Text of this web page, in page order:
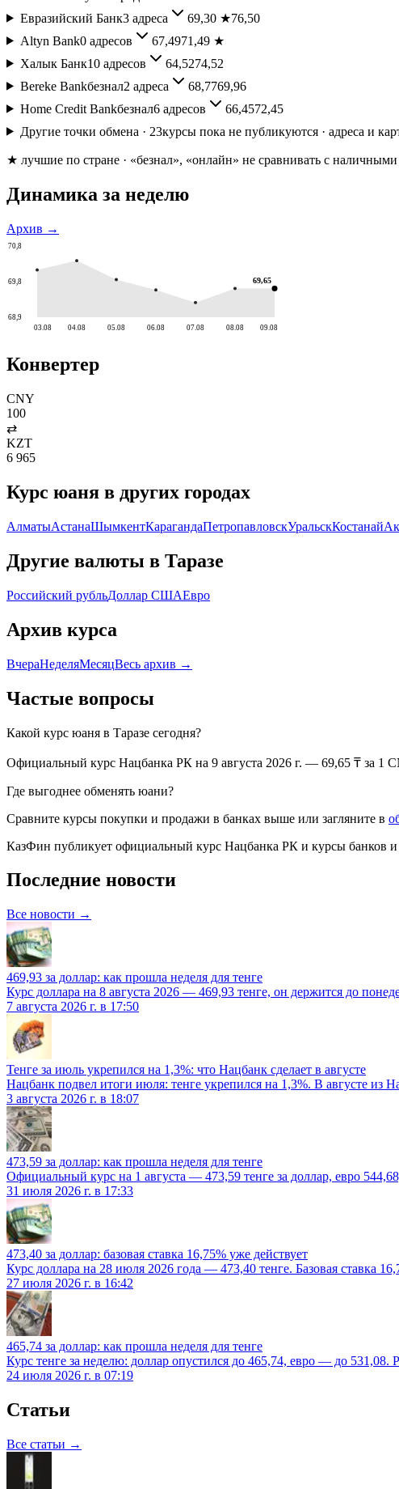
Евразийский Банк3 адреса 69,30★76,50
Altyn Bank0 адресов 67,4971,49★
Халык Банк10 адресов 64,5274,52
Bereke Bankбезнал2 адреса 68,7769,96
Home Credit Bankбезнал6 адресов 66,4572,45
Другие точки обмена · 23курсы пока не публикуются · адреса и
★ лучшие по стране · «безнал», «онлайн» не сравнивать с наличными
Динамика за неделю
Архив →
70,8
69,8
68,9
69,65
03.08 04.08 05.08 06.08 07.08 08.08 09.08
Конвертер
CNY
100
⇄
KZT
6 965
Курс юаня в других городах
АлматыАстанаШымкентКарагандаПетропавловскУральскКостанай
Другие валюты в Таразе
Российский рубльДоллар СШАЕвро
Архив курса
ВчераНеделяМесяцВесь архив →
Частые вопросы
Какой курс юаня в Таразе сегодня?
Официальный курс Нацбанка РК на 9 августа 2026 г. — 69,65 ₸ за 1
Где выгоднее обменять юани?
Сравните курсы покупки и продажи в банках выше или загляните в
КазФин публикует официальный курс Нацбанка РК и курсы банков
Последние новости
Все новости →
469,93 за доллар: как прошла неделя для тенге
Курс доллара на 8 августа 2026 — 469,93 тенге, он держится до
7 августа 2026 г. в 17:50
Тенге за июль укрепился на 1,3%: что Нацбанк сделает в августе
Нацбанк подвел итоги июля: тенге укрепился на 1,3%. В августе из
3 августа 2026 г. в 18:07
473,59 за доллар: как прошла неделя для тенге
Официальный курс на 1 августа — 473,59 тенге за доллар, евро
31 июля 2026 г. в 17:33
473,40 за доллар: базовая ставка 16,75% уже действует
Курс доллара на 28 июля 2026 года — 473,40 тенге. Базовая ставка
27 июля 2026 г. в 16:42
465,74 за доллар: как прошла неделя для тенге
Курс тенге за неделю: доллар опустился до 465,74, евро — до
24 июля 2026 г. в 07:19
Статьи
Все статьи →